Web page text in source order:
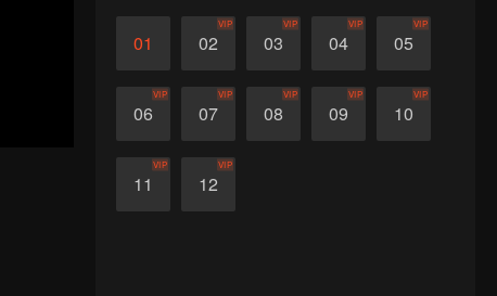
01 02
VIP
03
VIP
04
VIP
05
VIP
06
VIP
07
VIP
08
VIP
09
VIP
10
VIP
11
VIP
12
VIP